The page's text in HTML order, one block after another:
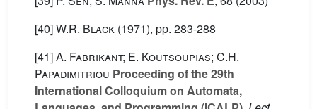
[40]W.R. Black (1971), pp. 283-288
[41]A. Fabrikant; E. Koutsoupias; C.H.
Papadimitriou Proceeding of the 29th
International Colloquium on Automata,